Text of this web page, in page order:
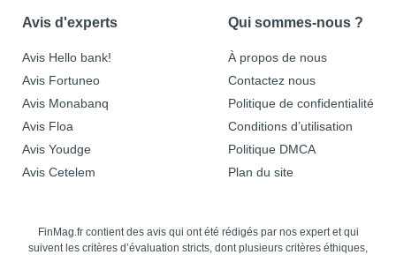
Avis d'experts
Avis Hello bank!
Avis Fortuneo
Avis Monabanq
Avis Floa
Avis Youdge
Avis Cetelem
Qui sommes-nous ?
À propos de nous
Contactez nous
Politique de confidentialité
Conditions d’utilisation
Politique DMCA
Plan du site
FinMag.fr contient des avis qui ont été rédigés par nos expert et qui
suivent les critères d’évaluation stricts, dont plusieurs critères éthiques,